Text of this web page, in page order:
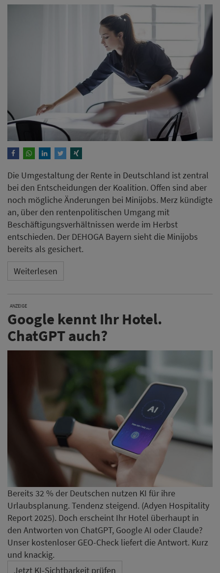
Die Umgestaltung der Rente in Deutschland ist zentral
bei den Entscheidungen der Koalition. Offen sind aber
noch mögliche Änderungen bei Minijobs. Merz kündigte
an, über den rentenpolitischen Umgang mit
Beschäftigungsverhältnissen werde im Herbst
entschieden. Der DEHOGA Bayern sieht die Minijobs
bereits als gesichert.
Weiterlesen
ANZEIGE
Google kennt Ihr Hotel.
ChatGPT auch?
Bereits 32 % der Deutschen nutzen KI für ihre
Urlaubsplanung. Tendenz steigend. (Adyen Hospitality
Report 2025). Doch erscheint Ihr Hotel überhaupt in
den Antworten von ChatGPT, Google AI oder Claude?
Unser kostenloser GEO-Check liefert die Antwort. Kurz
und knackig.
Jetzt KI-Sichtbarkeit prüfen